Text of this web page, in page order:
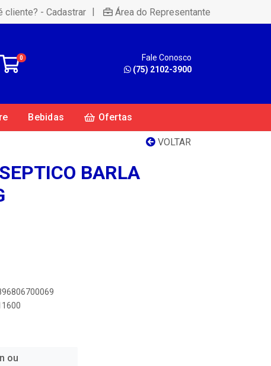
cliente? - Cadastrar | Área do Representante
0
Fale Conosco
(75) 2102-3900
Bebidas Ofertas
VOLTAR
BARLA
ou